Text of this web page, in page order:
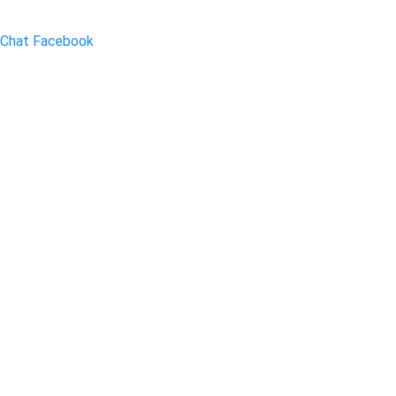
Chat Facebook